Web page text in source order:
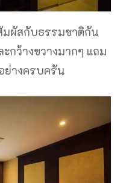
มผัสกับธรรมชาติกัน
กว้างขวางมากๆ แถม
ย่างครบครัน